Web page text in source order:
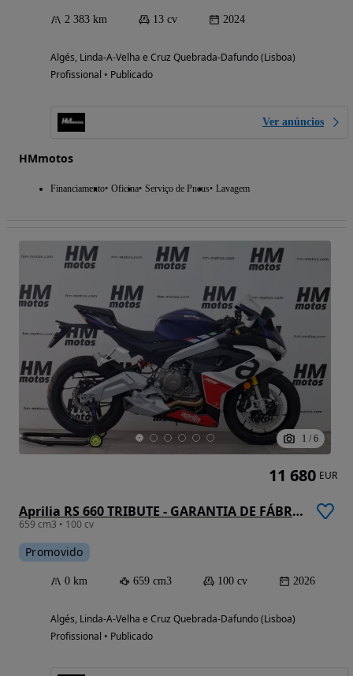
2 383 km 13 cv 2024
Algés, Linda-A-Velha e Cruz Quebrada-Dafundo (Lisboa)
Profissional • Publicado
Ver anúncios
HMmotos
Financiamento Oficina Serviço de Pneus Lavagem
1 / 6
Aprilia RS 660 TRIBUTE - GARANTIA DE FÁBRICA
659 cm3 • 100 cv
Promovido
0 km 659 cm3 100 cv 2026
Algés, Linda-A-Velha e Cruz Quebrada-Dafundo (Lisboa)
Profissional • Publicado
11 680 EUR